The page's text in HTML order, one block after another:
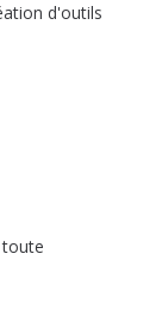
d'outils
toute